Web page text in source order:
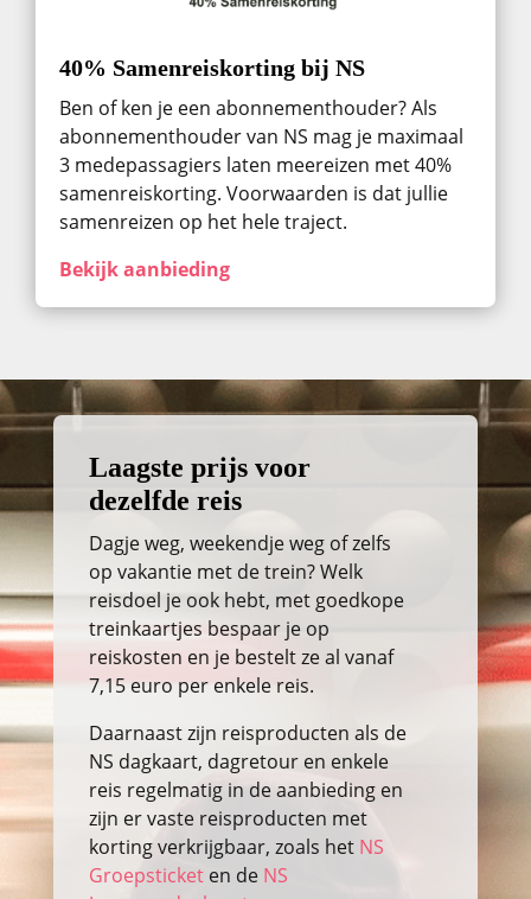
40% Samenreiskorting bij NS
Ben of ken je een abonnementhouder? Als
abonnementhouder van NS mag je maximaal
3 medepassagiers laten meereizen met 40%
samenreiskorting. Voorwaarden is dat jullie
samenreizen op het hele traject.
Bekijk aanbieding
Laagste prijs voor
dezelfde reis
Dagje weg, weekendje weg of zelfs
op vakantie met de trein? Welk
reisdoel je ook hebt, met goedkope
treinkaartjes bespaar je op
reiskosten en je bestelt ze al vanaf
7,15 euro per enkele reis.
Daarnaast zijn reisproducten als de
NS dagkaart, dagretour en enkele
reis regelmatig in de aanbieding en
zijn er vaste reisproducten met
korting verkrijgbaar, zoals het NS
Groepsticketen de NS